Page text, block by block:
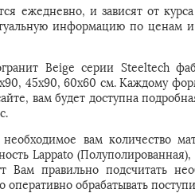
ежедневно, и зависят от
информацию по
Beige серии Steeltech
45x90, 60x60 см. Каждому
вам будет доступна
вам количество
Lappato
правильно подсчитать
обрабатывать